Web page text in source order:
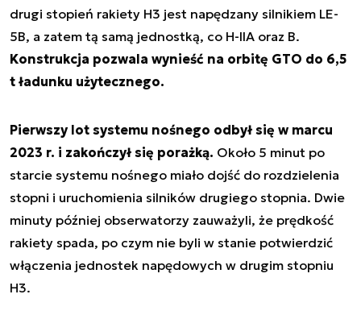
drugi stopień rakiety H3 jest napędzany silnikiem LE-
5B, a zatem tą samą jednostką, co H-IIA oraz B.
Konstrukcja pozwala wynieść na orbitę GTO do 6,5
t ładunku użytecznego.
Pierwszy lot systemu nośnego odbył się w marcu
2023 r. i zakończył się porażką. Około 5 minut po
starcie systemu nośnego miało dojść do rozdzielenia
stopni i uruchomienia silników drugiego stopnia. Dwie
minuty później obserwatorzy zauważyli, że prędkość
rakiety spada, po czym nie byli w stanie potwierdzić
włączenia jednostek napędowych w drugim stopniu
H3.